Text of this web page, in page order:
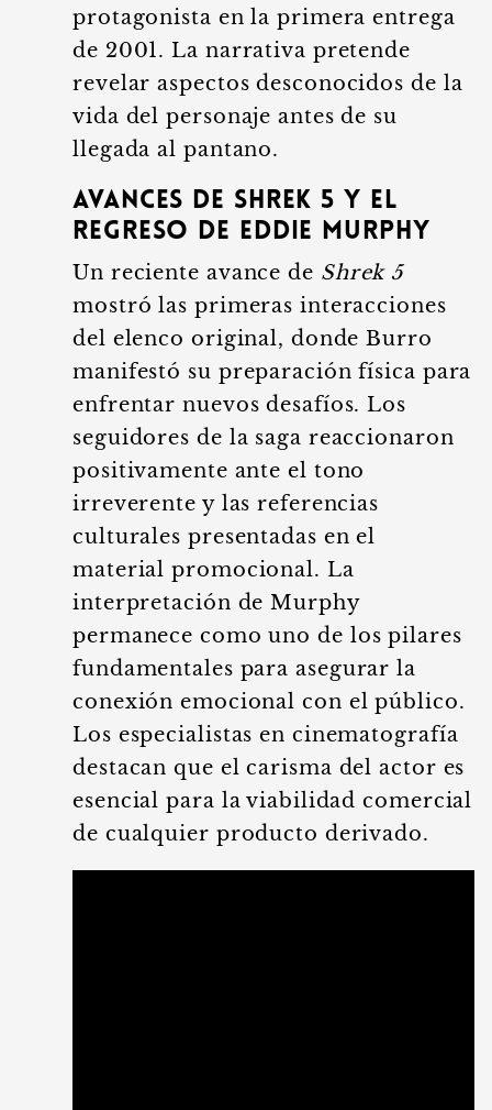
protagonista en la primera entrega
de 2001. La narrativa pretende
revelar aspectos desconocidos de la
vida del personaje antes de su
llegada al pantano.
Avances de Shrek 5 y el
regreso de Eddie Murphy
Un reciente avance de Shrek 5
mostró las primeras interacciones
del elenco original, donde Burro
manifestó su preparación física para
enfrentar nuevos desafíos. Los
seguidores de la saga reaccionaron
positivamente ante el tono
irreverente y las referencias
culturales presentadas en el
material promocional. La
interpretación de Murphy
permanece como uno de los pilares
fundamentales para asegurar la
conexión emocional con el público.
Los especialistas en cinematografía
destacan que el carisma del actor es
esencial para la viabilidad comercial
de cualquier producto derivado.